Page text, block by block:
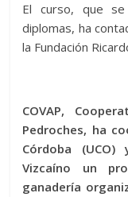
El curso, que
diplomas, ha
la Fundación
COVAP,
Pedroches, ha
Córdoba
Vizcaíno un
ganadería